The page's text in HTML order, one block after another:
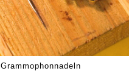
Grammophonnadeln